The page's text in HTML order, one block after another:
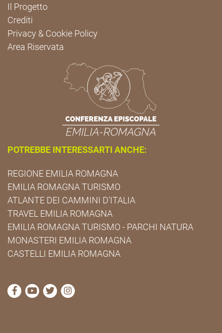
Il Progetto
Crediti
Privacy & Cookie Policy
Area Riservata
POTREBBE INTERESSARTI ANCHE:
REGIONE EMILIA ROMAGNA
EMILIA ROMAGNA TURISMO
ATLANTE DEI CAMMINI D'ITALIA
TRAVEL EMILIA ROMAGNA
EMILIA ROMAGNA TURISMO - PARCHI NATURA
MONASTERI EMILIA ROMAGNA
CASTELLI EMILIA ROMAGNA
visita la pagina Facebook di Cammini Emilia-
visita la pagina YouTube di Cammini Emilia-
visita la pagina Twitter di Cammini Emilia-
visita la pagina Instagram di Cammini